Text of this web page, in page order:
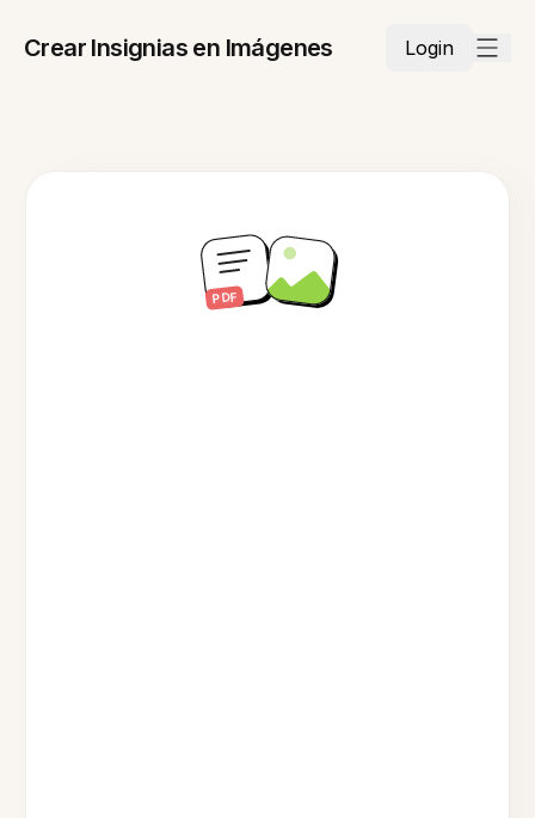
Crear Insignias en Imágenes Login